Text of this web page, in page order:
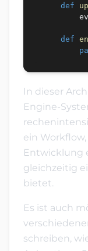
def
def
In dieser
Engine-
ein
Entwicklung
gleichzeitig
bietet.
Es ist auch
schreiben,